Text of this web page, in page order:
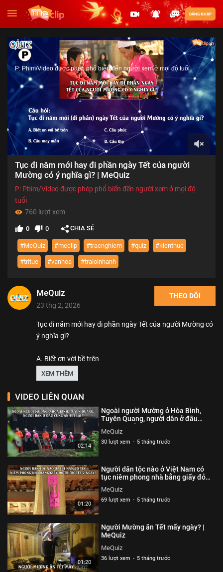
ĐĂNG NHẬP
01:20
P: Phim/Video được phép phổ biến đến người xem ở mọi độ tuổi
Tục đi năm mới hay đi phần ngày Tết của người
Mường có ý nghĩa gì? | MeQuiz
P: Phim/Video được phép phổ biến đến người xem ở mọi độ
tuổi
760 lượt xem
0 0 CHIA SẺ
#MeQuiz #meclip #tracnghiem #quiz #kienthuc
#tritue #vanhoa #traloinhanh
MeQuiz
23 thg 2, 2026
THEO DÕI
Tục đi năm mới hay đi phần ngày Tết của người Mường có
ý nghĩa gì?
A. Biết ơn với bề trên
B. Cầu may mắn
C. Cầu phúc
D. Cầu thọ
***Về MeQuiz***
#MeQuiz: Kênh cung cấp những video trắc nghiệm thú vị
nhất thuộc nhiều lĩnh vực: văn hóa, địa lý, lịch sử,... Cùng
MeQuiz các bạn nhé!
Thể loại : TỬ VI - TRẮC NGHIỆM
XEM THÊM
VIDEO LIÊN QUAN
02:14
Ngoài người Mường ở Hòa Bình,
Tuyên Quang, người dân ở đâu
MeQuiz
30 lượt xem - 5 tháng trước
01:20
Người dân tộc nào ở Việt Nam có
tục niêm phong nhà bằng giấy đỏ
trước Tết 2 ngày? | MeQuiz
MeQuiz
69 lượt xem - 5 tháng trước
01:20
Người Mường ăn Tết mấy ngày? |
MeQuiz
MeQuiz
36 lượt xem - 5 tháng trước